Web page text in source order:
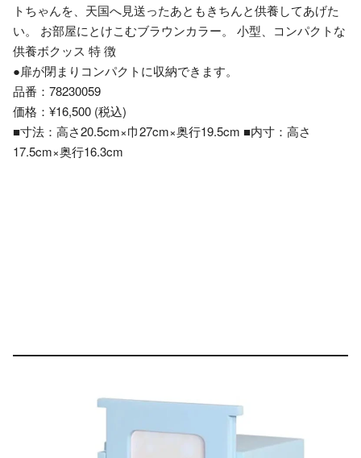
トちゃんを、天国へ見送ったあともきちんと供養してあげた
い。 お部屋にとけこむブラウンカラー。 小型、コンパクトな
供養ボクッス 特 徴
●扉が閉まりコンパクトに収納できます。
品番：78230059
価格：¥16,500 (税込)
■寸法：高さ20.5cm×巾27cm×奥行19.5cm ■内寸：高さ
17.5cm×奥行16.3cm